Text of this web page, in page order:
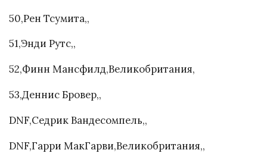
50,Рен Тсумита,,
51,Энди Рутс,,
52,Финн Мансфилд,Великобритания,
53,Деннис Бровер,,
DNF,Седрик Вандесомпель,,
DNF,Гарри МакГарви,Великобритания,,